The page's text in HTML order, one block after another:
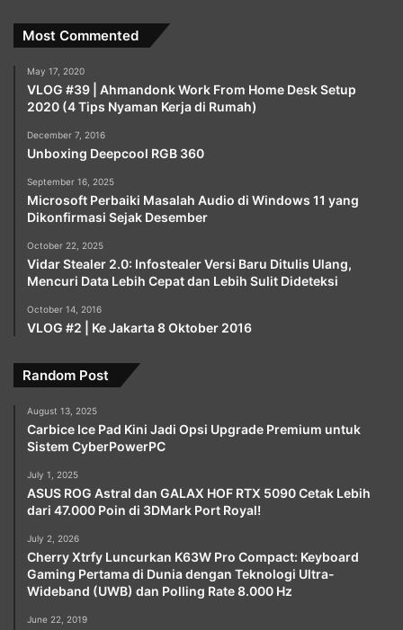
Most Commented
May 17, 2020
VLOG #39 | Ahmandonk Work From Home Desk Setup
2020 (4 Tips Nyaman Kerja di Rumah)
December 7, 2016
Unboxing Deepcool RGB 360
September 16, 2025
Microsoft Perbaiki Masalah Audio di Windows 11 yang
Dikonfirmasi Sejak Desember
October 22, 2025
Vidar Stealer 2.0: Infostealer Versi Baru Ditulis Ulang,
Mencuri Data Lebih Cepat dan Lebih Sulit Dideteksi
October 14, 2016
VLOG #2 | Ke Jakarta 8 Oktober 2016
Random Post
August 13, 2025
Carbice Ice Pad Kini Jadi Opsi Upgrade Premium untuk
Sistem CyberPowerPC
July 1, 2025
ASUS ROG Astral dan GALAX HOF RTX 5090 Cetak Lebih
dari 47.000 Poin di 3DMark Port Royal!
July 2, 2026
Cherry Xtrfy Luncurkan K63W Pro Compact: Keyboard
Gaming Pertama di Dunia dengan Teknologi Ultra-
Wideband (UWB) dan Polling Rate 8.000 Hz
June 22, 2019